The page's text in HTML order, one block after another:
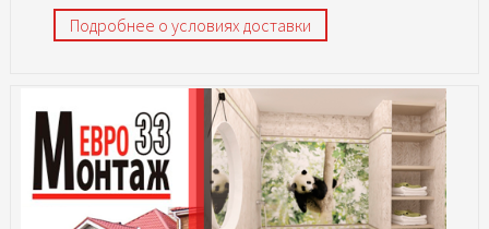
Подробнее о условиях доставки